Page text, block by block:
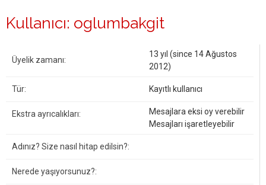
Kullanıcı: oglumbakgit
Üyelik zamanı:
13 yıl (since 14 Ağustos
2012)
Tür: Kayıtlı kullanıcı
Ekstra ayrıcalıkları:
Mesajlara eksi oy verebilir
Mesajları işaretleyebilir
Adınız? Size nasıl hitap edilsin?:
Nerede yaşıyorsunuz?: